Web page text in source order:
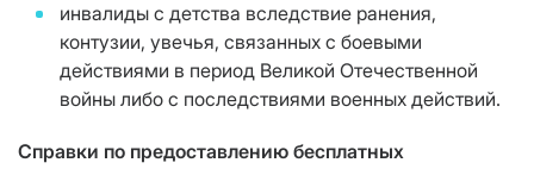
инвалиды с детства вследствие ранения,
контузии, увечья, связанных с боевыми
действиями в период Великой Отечественной
войны либо с последствиями военных действий.
Справки по предоставлению бесплатных